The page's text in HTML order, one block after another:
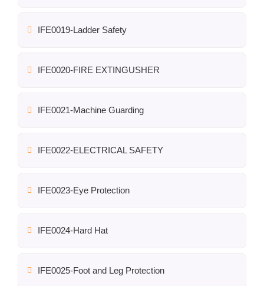
IFE0019-Ladder Safety
IFE0020-FIRE EXTINGUSHER
IFE0021-Machine Guarding
IFE0022-ELECTRICAL SAFETY
IFE0023-Eye Protection
IFE0024-Hard Hat
IFE0025-Foot and Leg Protection